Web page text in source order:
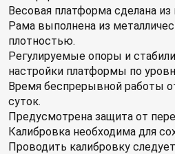
Весовая платформа сделана
Рама выполнена из
плотностью.
Регулируемые опоры и
настройки платформы по
Время беспрерывной работы
суток.
Предусмотрена защита от
Калибровка необходима для
Проводить калибровку